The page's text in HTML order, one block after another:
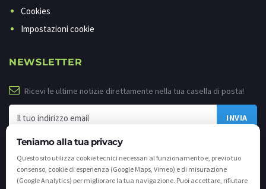
Teniamo alla tua privacy
Questo sito utilizza cookie tecnici necessari al funzionamento e, previo tuo
consenso, cookie di esperienza (Google Maps, Vimeo) e di misurazione
(Google Analytics) per migliorare la tua navigazione. Puoi accettare, rifiutare
Cookies
Impostazioni cookie
NEWSLETTER
Ricevi le ultime notizie direttamente nella tua casella di posta!